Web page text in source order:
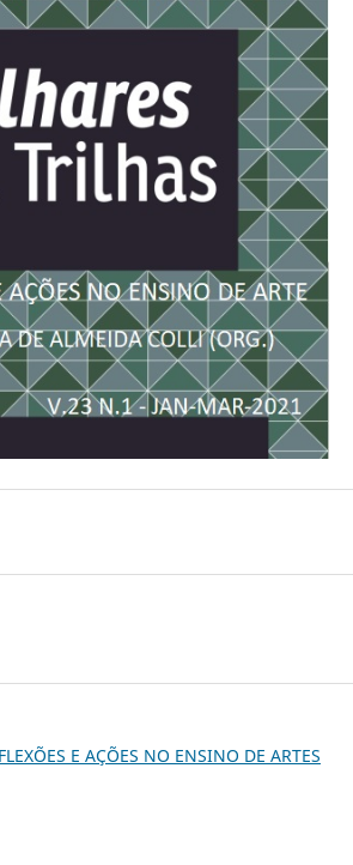
E AÇÕES NO ENSINO DE ARTES